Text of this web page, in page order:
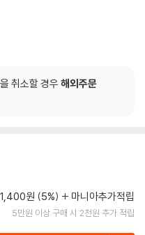
취소할 경우 해외주문
1,400원 (5%) 마니아추가적립
5만원 이상 구매 시 2천원 추가 적립